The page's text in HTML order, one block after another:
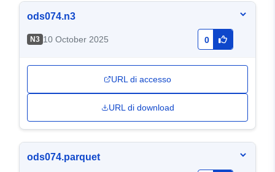
ods074.n3
N3 10 October 2025 0
URL di accesso
URL di download
ods074.parquet